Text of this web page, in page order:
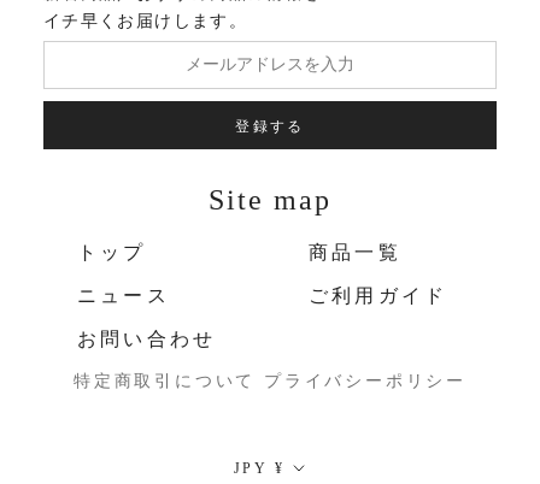
イチ早くお届けします。
登録する
Site map
トップ 商品一覧
ニュース ご利用ガイド
お問い合わせ
特定商取引について プライバシーポリシー
通
JPY ¥